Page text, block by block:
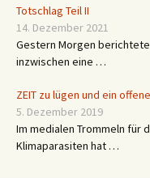
Totschlag Teil II
14. Dezember 2021
Gestern Morgen
inzwischen eine …
ZEIT zu lügen und ein
5. Dezember 2019
Im medialen Trommeln für
Klimaparasiten hat …